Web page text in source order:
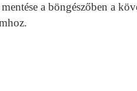
a böngészőben a